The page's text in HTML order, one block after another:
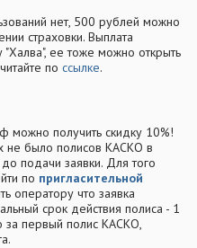
нет, 500 рублей можно
страховки. Выплата
"Халва", ее тоже можно открыть
по ссылке.
получить скидку 10%!
не было полисов КАСКО в
подачи заявки. Для того
по пригласительной
оператору что заявка
срок действия полиса - 1
за первый полис КАСКО,